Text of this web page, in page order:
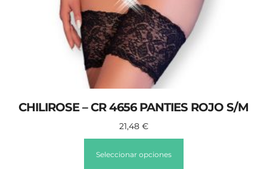
CHILIROSE – CR 4656 PANTIES ROJO S/M
21,48 €
Seleccionar opciones